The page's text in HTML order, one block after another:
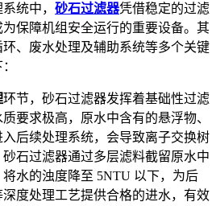
统中， 砂石过滤器凭借稳定的过滤
保障机组安全运行的重要设备。其
、废水处理及辅助系统等多个关键
环节，砂石过滤器发挥着基础性过滤
要求极高，原水中含有的悬浮物、
后续处理系统，会导致离子交换树
石过滤器通过多层滤料截留原水中
水的浊度降至 5NTU 以下，为后
度处理工艺提供合格的进水，有效